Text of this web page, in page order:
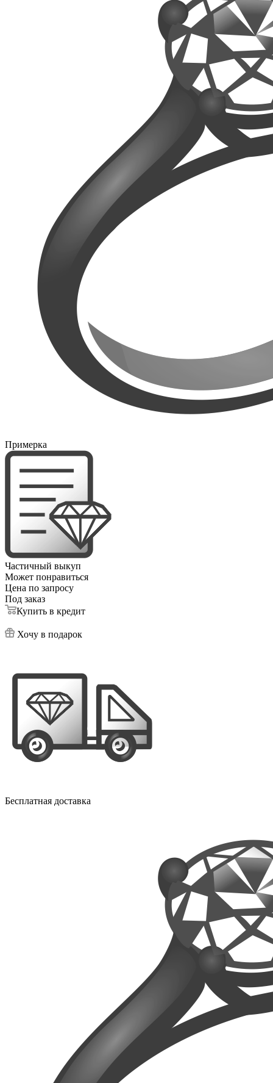
Примерка
Частичный выкуп
Может понравиться
Цена по запросу
Под заказ
Купить в кредит
Хочу в подарок
Бесплатная доставка